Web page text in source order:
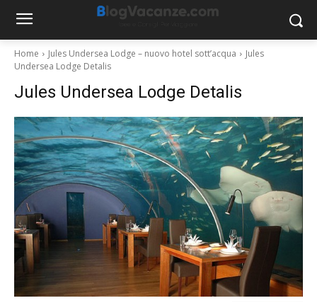
Home Jules Undersea Lodge – nuovo hotel sott’acqua
Jules
Undersea Lodge Detalis
Jules Undersea Lodge Detalis